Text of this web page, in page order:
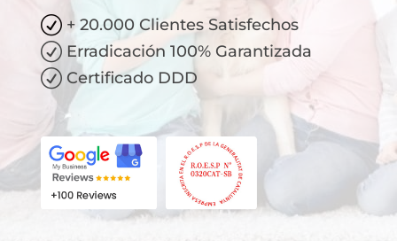
R + 20.000 Clientes Satisfechos
R Erradicación 100% Garantizada
R Certificado DDD